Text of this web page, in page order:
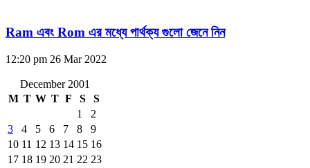
Ram এবং Rom এর মধ্যে পার্থক্য গুলো জেনে নিন
12:20 pm 26 Mar 2022
December 2001
M T W T F S
S
1
2
3
4 5 6 7 8
9
10 11 12 13 14 15 16
17 18 19 20 21 22 23